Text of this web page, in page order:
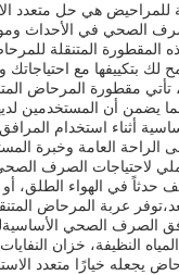
للمراحيض هي حل متعدد
الصحي في الأحداث
المقطورة المتنقلة
بتكييفها مع احتياجاتك
تأتي مقطورة المرحاض
يضمن أن المستخدمين
أثناء استخدام
العامة وخبرة
لاحتياجات الصرف
في الهواء الطلق، أو
عربة المرحاض
الصرف الصحي
النظيفة، خزان
يجعله خيارًا متعدد